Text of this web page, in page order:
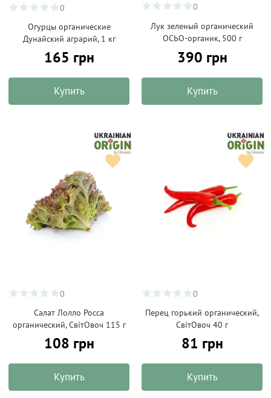
0
Огурцы органические
Дунайский аграрий, 1 кг
165 грн
Купить
0
Лук зеленый органический
ОСЬО-органик, 500 г
390 грн
Купить
0
Салат Лолло Росса
органический, СвітОвоч 115 г
108 грн
Купить
0
Перец горький органический,
СвітОвоч 40 г
81 грн
Купить